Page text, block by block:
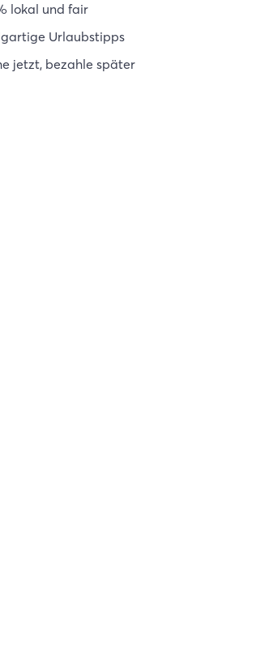
lokal und fair
Urlaubstipps
jetzt, bezahle später